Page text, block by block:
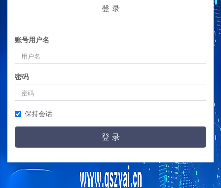
登 录
账号用户名
密码
保持会话
登 录